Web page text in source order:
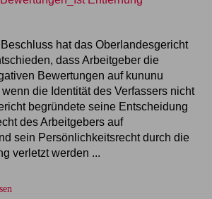
hat das Oberlandesgericht
dass Arbeitgeber die
Bewertungen auf kununu
die Identität des Verfassers nicht
begründete seine Entscheidung
des Arbeitgebers auf
sein Persönlichkeitsrecht durch die
verletzt werden ...